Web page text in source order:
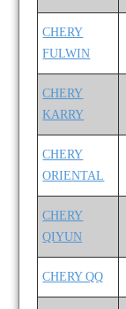
CHERY
FULWIN
CHERY
KARRY
CHERY
ORIENTAL
CHERY
QIYUN
CHERY QQ